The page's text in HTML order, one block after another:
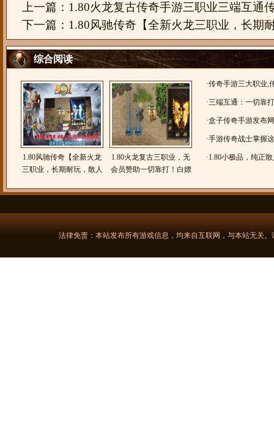
上一篇： 1.80火龙复古传奇手游三职业三端互通
下一篇： 1.80风驰传奇【全新火龙三职业，长期
综合阅读
1.80风驰传奇【全新火龙
三职业，长期耐玩，散人
1.80火龙复古三职业，无
会员赞助一切靠打！白嫖
·传奇手游三大职业,
士
·三端互通：一切靠
易，无礼包，无任
·盒子传奇手游发布
端互通火龙传奇
·手游传奇战士掌握
·1.80小极品，纯正
法律免责：本站发布所有游戏信息，均来自互联网，与本站无关